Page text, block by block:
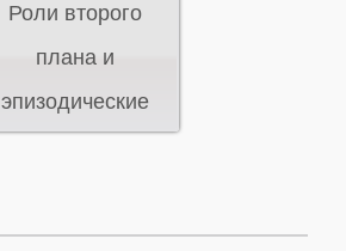
Роли второго
плана и
эпизодические